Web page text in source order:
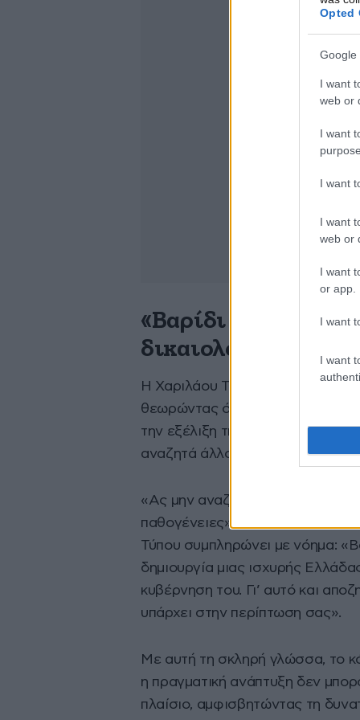
Opted
Google
I want
web or
I want
I want
I want
web or
I want
or app.
I want
I want
«Βαρίδι για την
δικαιολογιών
Η Χαριλάου Τρικούπη
θεωρώντας ότι η παρούσα
την εξέλιξη της χώρας. Το
αναζητά άλλοθι στις δικές του
«Ας μην αναζητά σωσίβια στην
παθογένειες» και «βαρίδια»»,
Τύπου συμπληρώνει με νόημα:
δημιουργία μιας ισχυρής
κυβέρνηση του. Γι’ αυτό και
υπάρχει στην περίπτωση σας».
Με αυτή τη σκληρή γλώσσα, το
η πραγματική ανάπτυξη δεν
πλαίσιο, αμφισβητώντας τη